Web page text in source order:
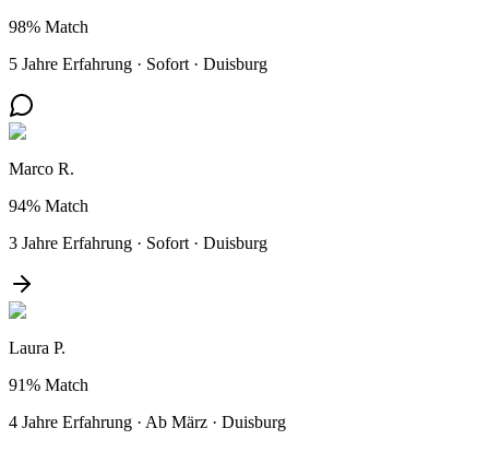
98% Match
5 Jahre Erfahrung · Sofort · Duisburg
Marco R.
94% Match
3 Jahre Erfahrung · Sofort · Duisburg
Laura P.
91% Match
4 Jahre Erfahrung · Ab März · Duisburg